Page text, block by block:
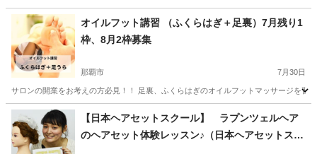
沖縄 中頭郡 浦添前田駅 ネイル 社会人
オイルフット講習 （ふくらはぎ＋足裏）7月残り1
枠、8月2枠募集
那覇市 7月30日
サロンの開業をお考えの方必見！！ 足裏、ふくらはぎのオイルフットマッサージを
沖縄 那覇市 フットマッサージ ふくらはぎ
【日本ヘアセットスクール】 ラプンツェルヘア
のヘアセット体験レッスン♪（日本ヘアセットスク